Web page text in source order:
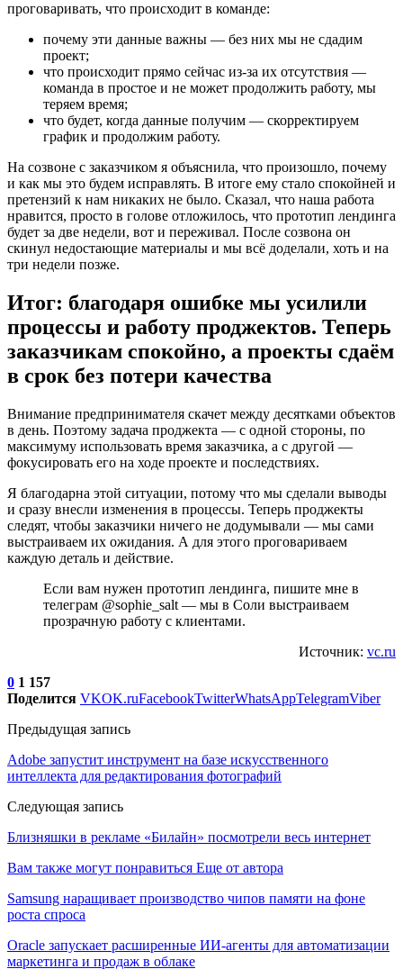
проговаривать, что происходит в команде:
почему эти данные важны — без них мы не сдадим
проект;
что происходит прямо сейчас из-за их отсутствия —
команда в простое и не может продолжить работу, мы
теряем время;
что будет, когда данные получим — скорректируем
график и продолжим работу.
На созвоне с заказчиком я объяснила, что произошло, почему
и как мы это будем исправлять. В итоге ему стало спокойней и
претензий к нам никаких не было. Сказал, что наша работа
нравится, просто в голове отложилось, что прототип лендинга
будет за две недели, вот и переживал. После созвона он
скинул недостающие материалы и мы всё доделали, хоть и на
три недели позже.
Итог: благодаря ошибке мы усилили
процессы и работу проджектов. Теперь
заказчикам спокойно, а проекты сдаём
в срок без потери качества
Внимание предпринимателя скачет между десятками объектов
в день. Поэтому задача проджекта — с одной стороны, по
максимуму использовать время заказчика, а с другой —
фокусировать его на ходе проекте и последствиях.
Я благодарна этой ситуации, потому что мы сделали выводы
и сразу внесли изменения в процессы. Теперь проджекты
следят, чтобы заказчики ничего не додумывали — мы сами
выстраиваем их ожидания. А для этого проговариваем
каждую деталь и действие.
Если вам нужен прототип лендинга, пишите мне в
телеграм @sophie_salt — мы в Соли выстраиваем
прозрачную работу с клиентами.
Источник: vc.ru
0 1 157
Поделится VKOK.ruFacebookTwitterWhatsAppTelegramViber
Предыдущая запись
Adobe запустит инструмент на базе искусственного
интеллекта для редактирования фотографий
Следующая запись
Близняшки в рекламе «Билайн» посмотрели весь интернет
Вам также могут понравиться Еще от автора
Samsung наращивает производство чипов памяти на фоне
роста спроса
Oracle запускает расширенные ИИ‑агенты для автоматизации
маркетинга и продаж в облаке